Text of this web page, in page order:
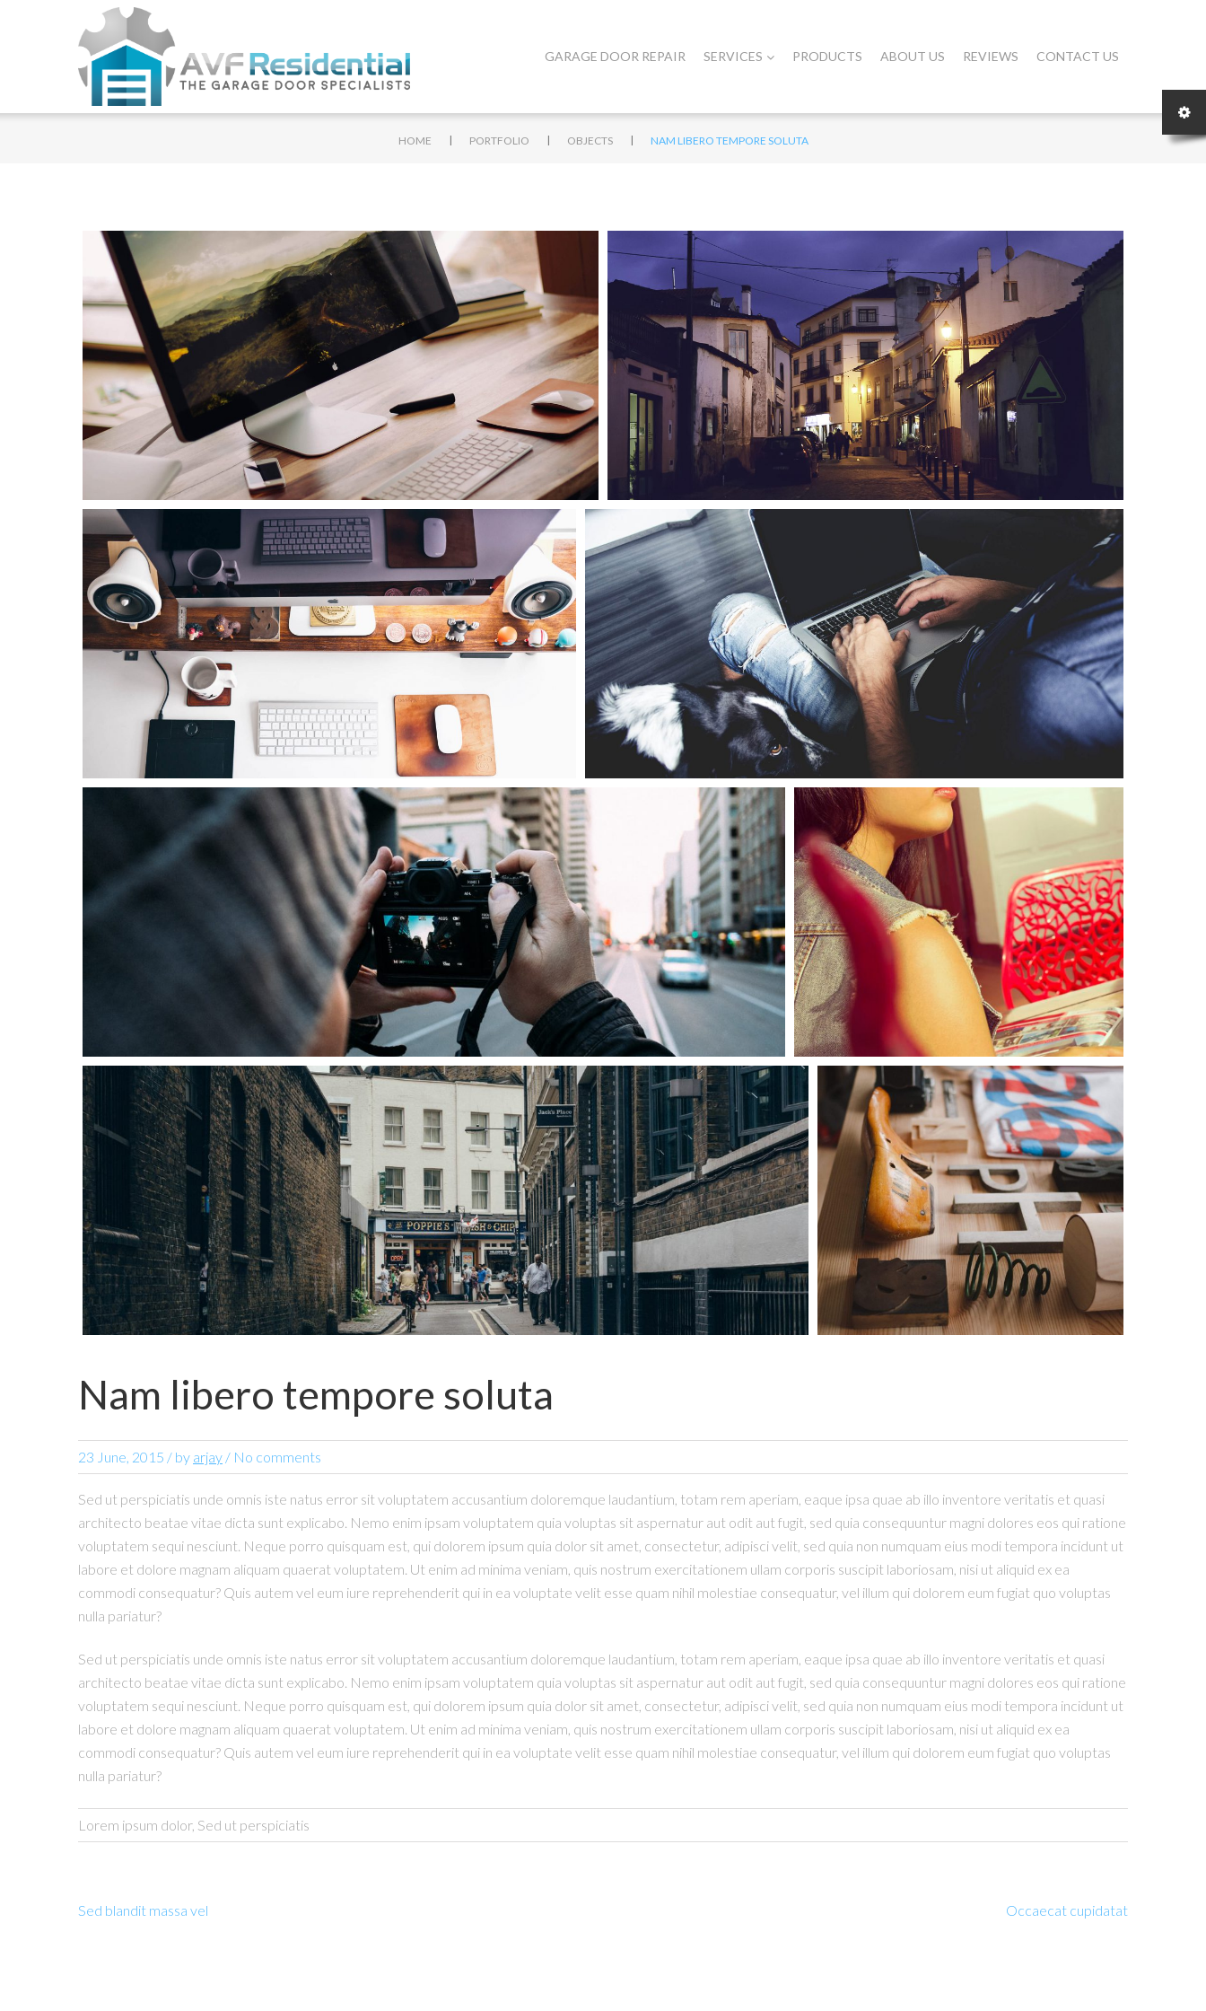
GARAGE DOOR REPAIR SERVICES PRODUCTS ABOUT US REVIEWS CONTACT US
HOME | PORTFOLIO | OBJECTS | NAM LIBERO TEMPORE SOLUTA
Nam libero tempore soluta
23 June, 2015 / by arjay / No comments
Sed ut perspiciatis unde omnis iste natus error sit voluptatem accusantium doloremque laudantium, totam rem aperiam, eaque ipsa quae ab illo inventore veritatis et quasi
architecto beatae vitae dicta sunt explicabo. Nemo enim ipsam voluptatem quia voluptas sit aspernatur aut odit aut fugit, sed quia consequuntur magni dolores eos qui ratione
voluptatem sequi nesciunt. Neque porro quisquam est, qui dolorem ipsum quia dolor sit amet, consectetur, adipisci velit, sed quia non numquam eius modi tempora incidunt ut
labore et dolore magnam aliquam quaerat voluptatem. Ut enim ad minima veniam, quis nostrum exercitationem ullam corporis suscipit laboriosam, nisi ut aliquid ex ea
commodi consequatur? Quis autem vel eum iure reprehenderit qui in ea voluptate velit esse quam nihil molestiae consequatur, vel illum qui dolorem eum fugiat quo voluptas
nulla pariatur?
Sed ut perspiciatis unde omnis iste natus error sit voluptatem accusantium doloremque laudantium, totam rem aperiam, eaque ipsa quae ab illo inventore veritatis et quasi
architecto beatae vitae dicta sunt explicabo. Nemo enim ipsam voluptatem quia voluptas sit aspernatur aut odit aut fugit, sed quia consequuntur magni dolores eos qui ratione
voluptatem sequi nesciunt. Neque porro quisquam est, qui dolorem ipsum quia dolor sit amet, consectetur, adipisci velit, sed quia non numquam eius modi tempora incidunt ut
labore et dolore magnam aliquam quaerat voluptatem. Ut enim ad minima veniam, quis nostrum exercitationem ullam corporis suscipit laboriosam, nisi ut aliquid ex ea
commodi consequatur? Quis autem vel eum iure reprehenderit qui in ea voluptate velit esse quam nihil molestiae consequatur, vel illum qui dolorem eum fugiat quo voluptas
nulla pariatur?
Lorem ipsum dolor, Sed ut perspiciatis
Sed blandit massa vel Occaecat cupidatat